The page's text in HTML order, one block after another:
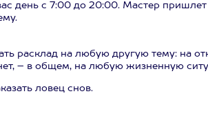
день с 7:00 до 20:00. Мастер
расклад на любую другую тему: на
– в общем, на любую жизненную
ловец снов.